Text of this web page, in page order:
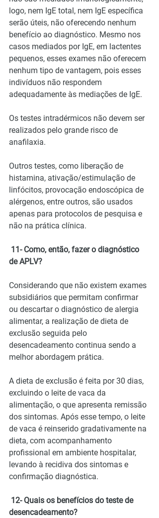
logo, nem IgE total, nem IgE específica
serão úteis, não oferecendo nenhum
benefício ao diagnóstico. Mesmo nos
casos mediados por IgE, em lactentes
pequenos, esses exames não oferecem
nenhum tipo de vantagem, pois esses
indivíduos não respondem
adequadamente às mediações de IgE.
Os testes intradérmicos não devem ser
realizados pelo grande risco de
anafilaxia.
Outros testes, como liberação de
histamina, ativação/estimulação de
linfócitos, provocação endoscópica de
alérgenos, entre outros, são usados
apenas para protocolos de pesquisa e
não na prática clínica.
de APLV?
Considerando que não existem exames
subsidiários que permitam confirmar
ou descartar o diagnóstico de alergia
alimentar, a realização de dieta de
exclusão seguida pelo
desencadeamento continua sendo a
melhor abordagem prática.
A dieta de exclusão é feita por 30 dias,
excluindo o leite de vaca da
alimentação, o que apresenta remissão
dos sintomas. Após esse tempo, o leite
de vaca é reinserido gradativamente na
dieta, com acompanhamento
profissional em ambiente hospitalar,
levando à recidiva dos sintomas e
confirmação diagnóstica.
desencadeamento?